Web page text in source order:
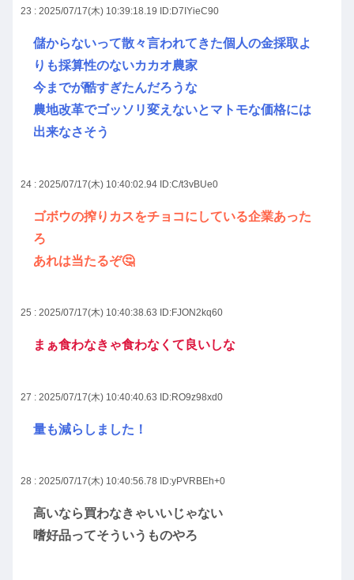
23 : 2025/07/17(木) 10:39:18.19 ID:D7IYieC90
儲からないって散々言われてきた個人の金採取よ
りも採算性のないカカオ農家
今までが酷すぎたんだろうな
農地改革でゴッソリ変えないとマトモな価格には
出来なさそう
24 : 2025/07/17(木) 10:40:02.94 ID:C/t3vBUe0
ゴボウの搾りカスをチョコにしている企業あった
ろ
あれは当たるぞ🤔
25 : 2025/07/17(木) 10:40:38.63 ID:FJON2kq60
まぁ食わなきゃ食わなくて良いしな
27 : 2025/07/17(木) 10:40:40.63 ID:RO9z98xd0
量も減らしました！
28 : 2025/07/17(木) 10:40:56.78 ID:yPVRBEh+0
高いなら買わなきゃいいじゃない
嗜好品ってそういうものやろ